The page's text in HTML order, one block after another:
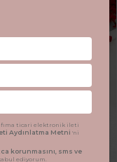
ticari elektronik ileti
Aydınlatma Metni 'ni
korunmasını, sms ve
ediyorum.